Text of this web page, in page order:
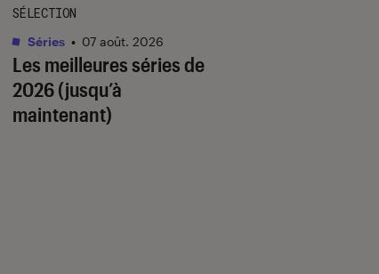
Les meilleures séries de
2026 (jusqu’à
maintenant)
SÉLECTION
Séries • 07 août. 2026